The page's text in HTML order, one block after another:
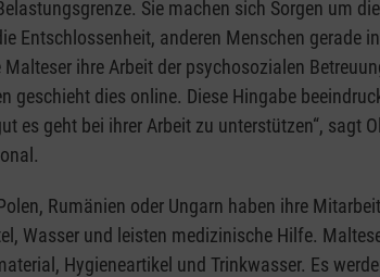
Sie machen sich Sorgen um
Entschlossenheit, anderen Menschen gerade
ihre Arbeit der psychosozialen
geschieht dies online. Diese Hingabe
es geht bei ihrer Arbeit zu unterstützen“, sagt
Rumänien oder Ungarn haben ihre
Wasser und leisten medizinische Hilfe.
Hygieneartikel und Trinkwasser. Es